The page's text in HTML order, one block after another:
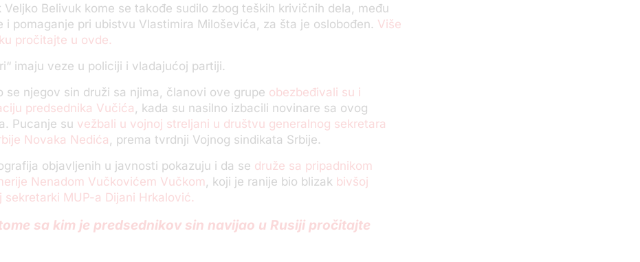
Veljko Belivuk kome se takođe sudilo zbog teških krivičnih dela, među
i pomaganje pri ubistvu Vlastimira Miloševića, za šta je oslobođen. Više
pročitajte u ovde.
imaju veze u policiji i vladajućoj partiji.
se njegov sin druži sa njima, članovi ove grupe obezbeđivali su i
predsednika Vučića , kada su nasilno izbacili novinare sa ovog
Pucanje su vežbali u vojnoj streljani u društvu generalnog sekretara
Novaka Nedića , prema tvrdnji Vojnog sindikata Srbije.
objavljenih u javnosti pokazuju i da se druže sa pripadnikom
Nenadom Vučkovićem Vučkom , koji je ranije bio blizak bivšoj
sekretarki MUP-a Dijani Hrkalović.
sa kim je predsednikov sin navijao u Rusiji pročitajte